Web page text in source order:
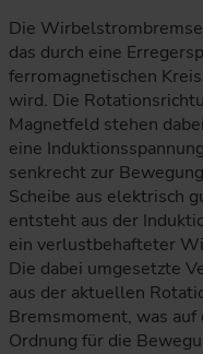
Die
das durch eine
ferromagnetischen
wird. Die
Magnetfeld stehen
eine
senkrecht zur
Scheibe aus elektrisch
entsteht aus der
ein verlustbehafteter
Die dabei umgesetzte
aus der aktuellen
Bremsmoment, was
Ordnung für die